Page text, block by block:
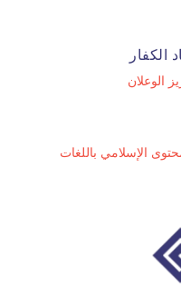
الكفار
الوعلان
الإسلامي باللغات